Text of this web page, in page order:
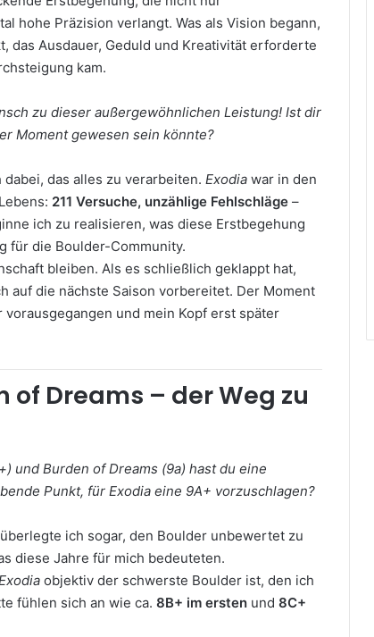
hohe Präzision verlangt. Was als Vision begann,
das Ausdauer, Geduld und Kreativität erforderte
kam.
zu dieser außergewöhnlichen Leistung! Ist dir
Moment gewesen sein könnte?
das alles zu verarbeiten. Exodia war in den
211 Versuche, unzählige Fehlschläge –
ich zu realisieren, was diese Erstbegehung
für die Boulder-Community.
bleiben. Als es schließlich geklappt hat,
auf die nächste Saison vorbereitet. Der Moment
und mein Kopf erst später
Dreams – der Weg zu
und Burden of Dreams (9a) hast du eine
Punkt, für Exodia eine 9A+ vorzuschlagen?
ich sogar, den Boulder unbewertet zu
diese Jahre für mich bedeuteten.
objektiv der schwerste Boulder ist, den ich
fühlen sich an wie ca. 8B+ im ersten und 8C+